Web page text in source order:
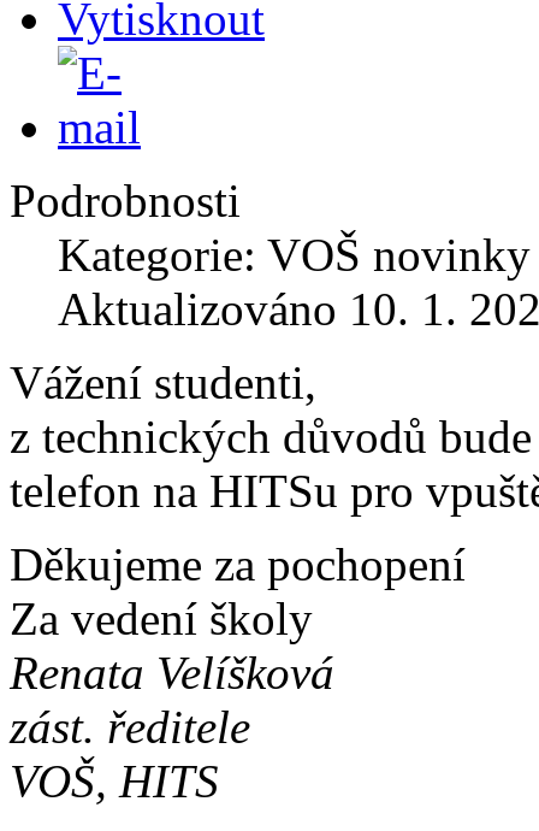
Podrobnosti
Kategorie: VOŠ novinky
Aktualizováno 10. 1.
Vážení studenti,
z technických důvodů
telefon na HITSu pro
Děkujeme za pochopení
Za vedení školy
Renata Velíšková
zást. ředitele
VOŠ, HITS